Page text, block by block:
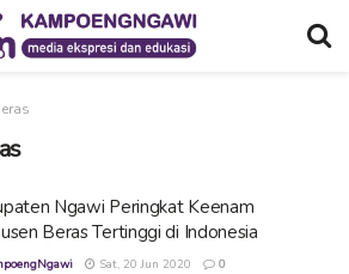
Ngawi Peringkat Keenam
Beras Tertinggi di Indonesia
Sat, 20 Jun 2020 0